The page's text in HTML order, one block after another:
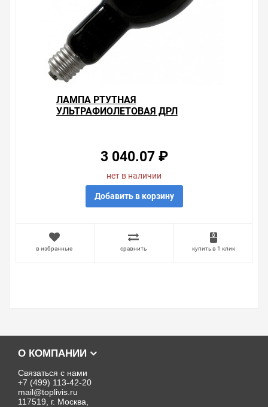
ЛАМПА РТУТНАЯ
УЛЬТРАФИОЛЕТОВАЯ ДРЛ
3 040.07 ₽
нет в наличии
Добавить в корзину
в избранные сравнить купить в 1 клик
О КОМПАНИИ
Связаться с нами
+7 (499) 113-42-20
mail@toplivis.ru
117519, г. Москва,